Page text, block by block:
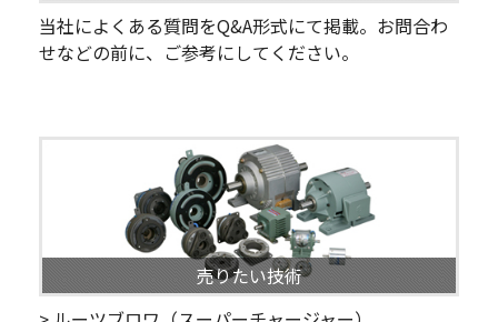
当社によくある質問をQ&A形式にて掲載。お問合わ
せなどの前に、ご参考にしてください。
売りたい技術